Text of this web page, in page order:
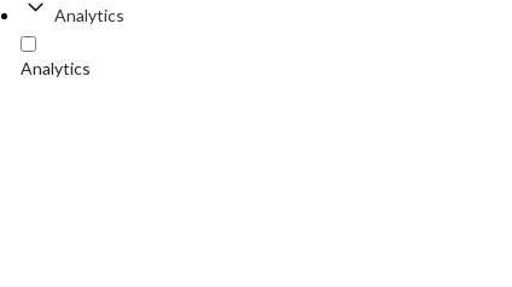
Analytics
Analytics